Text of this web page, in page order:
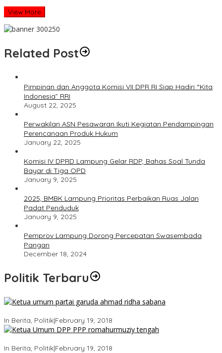
View More
Related Post
Pimpinan dan Anggota Komisi VII DPR RI Siap Hadiri “Kita
Indonesia” RRI
August 22, 2025
Perwakilan ASN Pesawaran Ikuti Kegiatan Pendampingan
Perencanaan Produk Hukum
January 22, 2025
Komisi IV DPRD Lampung Gelar RDP, Bahas Soal Tunda
Bayar di Tiga OPD
January 9, 2025
2025, BMBK Lampung Prioritas Perbaikan Ruas Jalan
Padat Penduduk
January 9, 2025
Pemprov Lampung Dorong Percepatan Swasembada
Pangan
December 18, 2024
Politik Terbaru
In Berita, Politik|February 19, 2018
In Berita, Politik|February 19, 2018